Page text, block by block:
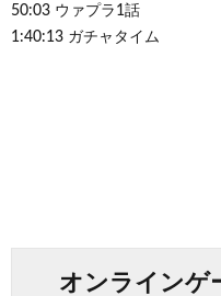
50:03 ウァプラ1話
1:40:13 ガチャタイム
オンラインゲ